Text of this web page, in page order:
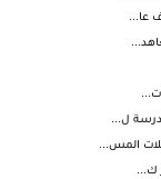
عا...
ل...
المس...
ك...